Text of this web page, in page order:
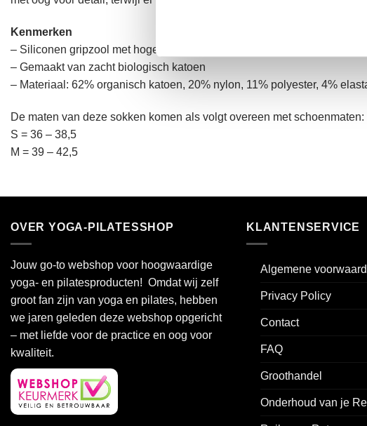
Kenmerken
– Siliconen gripzool met hoge dichtheid
– Gemaakt van zacht biologisch katoen
– Materiaal: 62% organisch katoen, 20% nylon, 11% polyester, 4%
De maten van deze sokken komen als volgt overeen met schoenmaten:
S = 36 – 38,5
M = 39 – 42,5
OVER YOGA-PILATESSHOP
Jouw go-to webshop voor hoogwaardige
yoga- en pilatesproducten! Omdat wij zelf
groot fan zijn van yoga en pilates, hebben
we jaren geleden deze webshop opgericht
– met liefde voor de practice en oog voor
kwaliteit.
KLANTENSERVICE
Algemene
Privacy Policy
Contact
FAQ
Groothandel
Onderhoud van je